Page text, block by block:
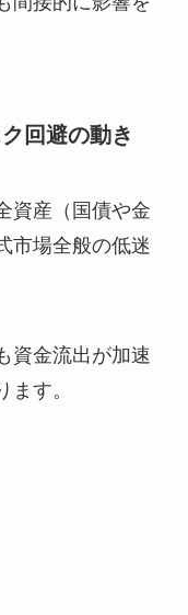
回避の動き
資産（国債や金
市場全般の低迷
資金流出が加速
す。